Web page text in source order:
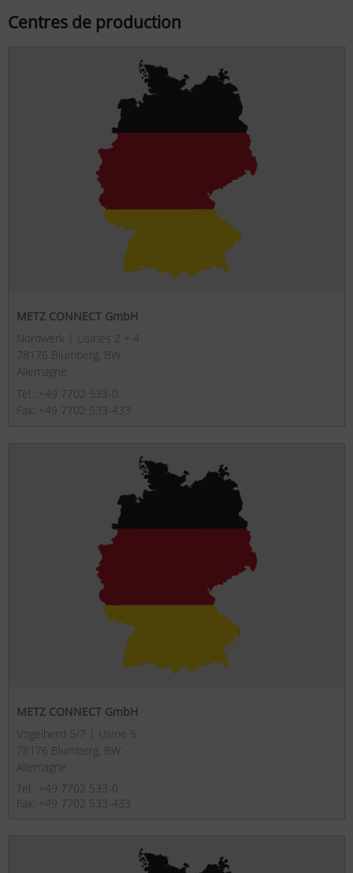
Centres de production
METZ CONNECT GmbH
Nordwerk | Usines 2 + 4
78176 Blumberg, BW
Allemagne
Tel.: +49 7702 533-0
Fax: +49 7702 533-433
METZ CONNECT GmbH
Vogelherd 5/7 | Usine 5
78176 Blumberg, BW
Allemagne
Tel.: +49 7702 533-0
Fax: +49 7702 533-433